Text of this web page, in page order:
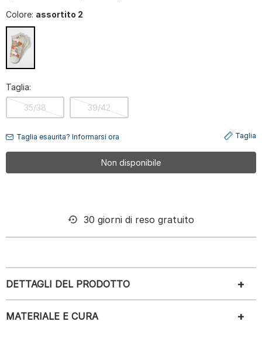
Colore: assortito 2
Taglia:
35/38 39/42
Taglia esaurita? Informarsi ora Taglia
Non disponibile
30 giorni di reso gratuito
DETTAGLI DEL PRODOTTO
MATERIALE E CURA